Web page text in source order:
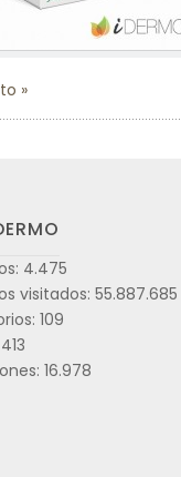
4.475
visitados: 55.887.685
109
16.978